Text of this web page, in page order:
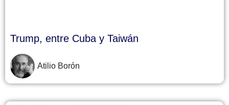
Trump, entre Cuba y Taiwán
Atilio Borón